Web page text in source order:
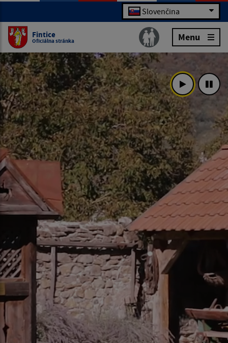
Slovenčina
Fintice
Oficiálna stránka Menu